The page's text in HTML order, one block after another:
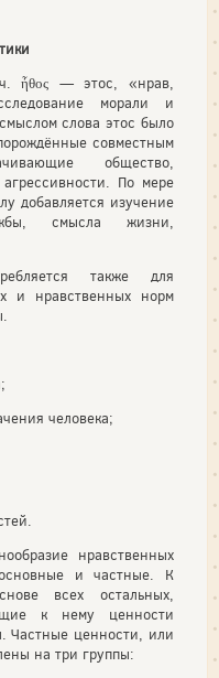
ἦθος — этос, «нрав,
морали и
слова этос было
совместным
общество,
По мере
добавляется изучение
смысла жизни,
также для
и нравственных норм
человека;
нравственных
и частные. К
всех остальных,
к нему ценности
Частные ценности, или
на три группы: